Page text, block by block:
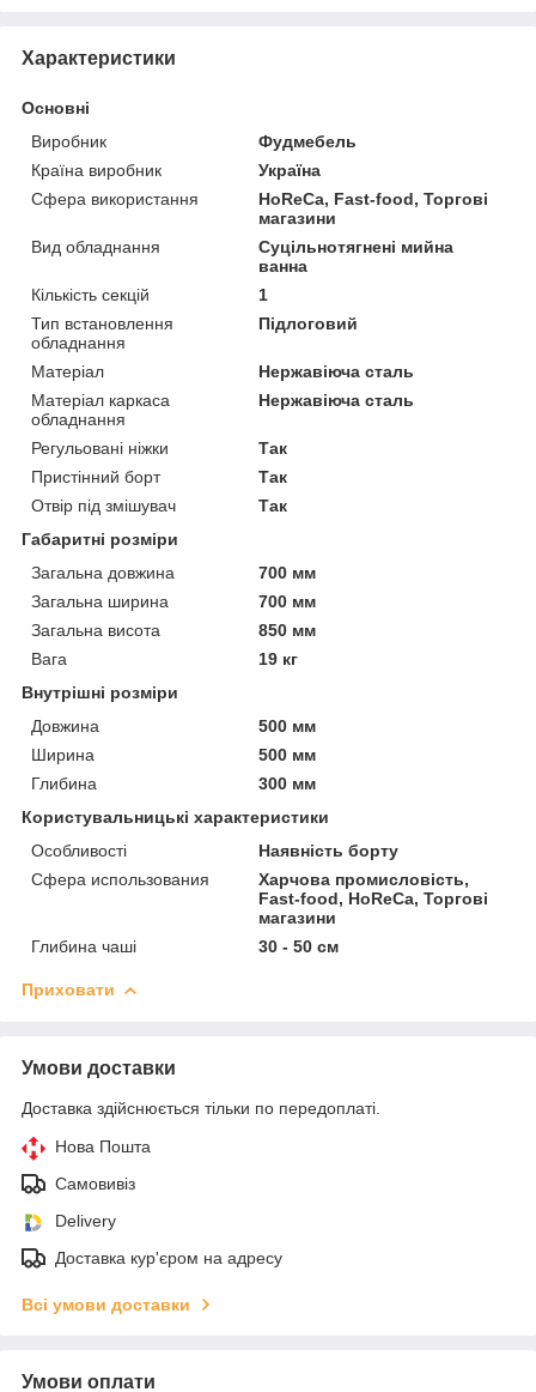
Характеристики
Основні
Виробник
Фудмебель
Країна виробник
Україна
Сфера використання
HoReCa, Fast-food, Торгові
магазини
Вид обладнання
Суцільнотягнені мийна
ванна
Кількість секцій
1
Тип встановлення
обладнання
Підлоговий
Матеріал
Нержавіюча сталь
Матеріал каркаса
обладнання
Нержавіюча сталь
Регульовані ніжки
Так
Пристінний борт
Так
Отвір під змішувач
Так
Габаритні розміри
Загальна довжина
700 мм
Загальна ширина
700 мм
Загальна висота
850 мм
Вага
19 кг
Внутрішні розміри
Довжина
500 мм
Ширина
500 мм
Глибина
300 мм
Користувальницькі характеристики
Особливості
Наявність борту
Сфера использования
Харчова промисловість,
Fast-food, HoReCa, Торгові
магазини
Глибина чаші
30 - 50 см
Приховати
Умови доставки
Доставка здійснюється тільки по передоплаті.
Нова Пошта
Самовивіз
Delivery
Доставка кур'єром на адресу
Всі умови доставки
Умови оплати